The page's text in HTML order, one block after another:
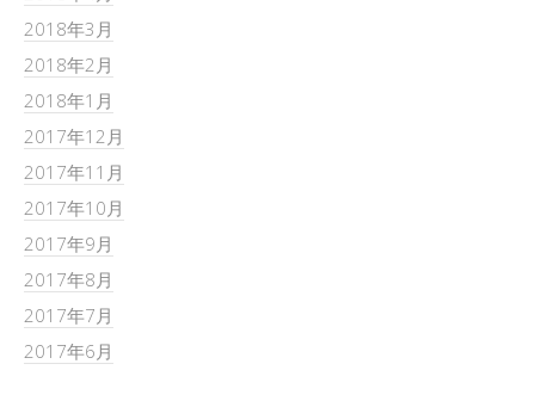
2018年3月
2018年2月
2018年1月
2017年12月
2017年11月
2017年10月
2017年9月
2017年8月
2017年7月
2017年6月